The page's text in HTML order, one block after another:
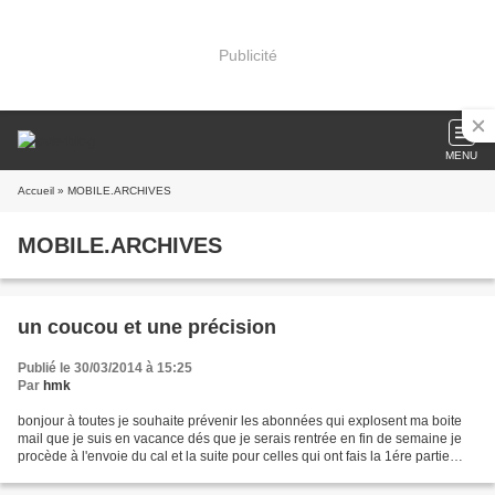
Publicité
MENU
Accueil » MOBILE.ARCHIVES
MOBILE.ARCHIVES
un coucou et une précision
Publié le 30/03/2014 à 15:25
Par hmk
bonjour à toutes je souhaite prévenir les abonnées qui explosent ma boite
mail que je suis en vacance dés que je serais rentrée en fin de semaine je
procède à l'envoie du cal et la suite pour celles qui ont fais la 1ére partie